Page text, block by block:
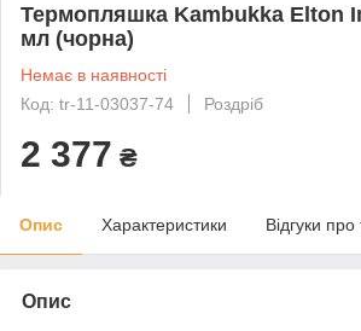
Термопляшка Kambukka Elton
мл (чорна)
Немає в наявності
Код: tr-11-03037-74
Роздріб
2 377 ₴
Опис Характеристики Відгуки про
Опис